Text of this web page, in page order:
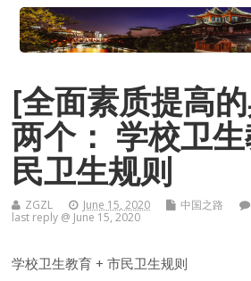
[全面素质提高
两个： 学校卫
民卫生规则
ZGZL June 15, 2020 中国之路
last reply @ June 15, 2020
学校卫生教育 + 市民卫生规则